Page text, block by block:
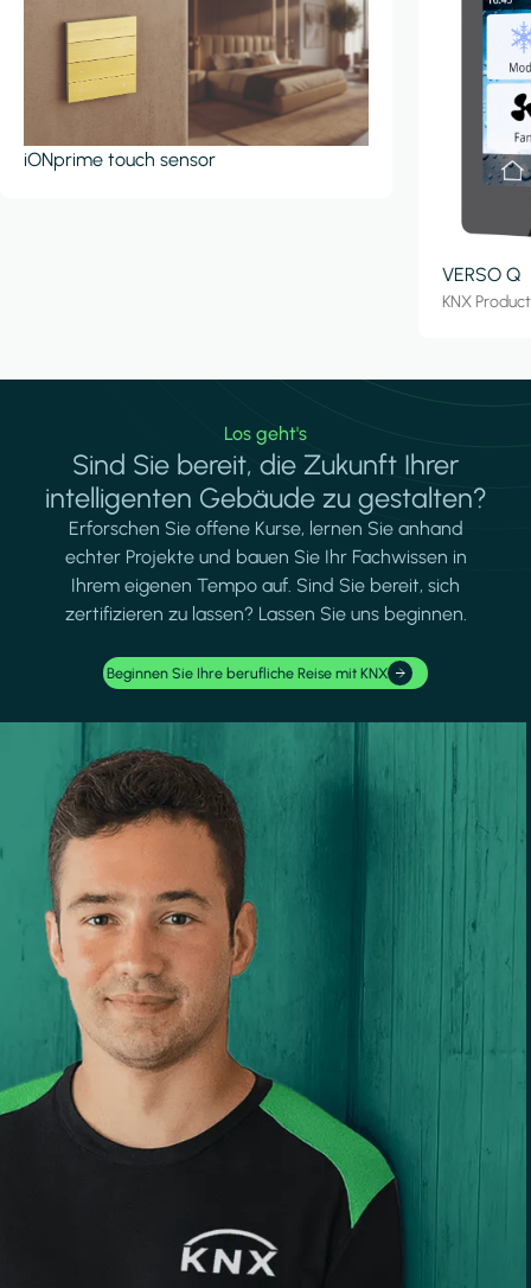
iONprime touch sensor
VERSO Q
KNX
Los geht's
Sind Sie bereit, die Zukunft Ihrer
intelligenten Gebäude zu gestalten?
Erforschen Sie offene Kurse, lernen Sie anhand
echter Projekte und bauen Sie Ihr Fachwissen in
Ihrem eigenen Tempo auf. Sind Sie bereit, sich
zertifizieren zu lassen? Lassen Sie uns beginnen.
Beginnen Sie Ihre berufliche Reise mit KNX